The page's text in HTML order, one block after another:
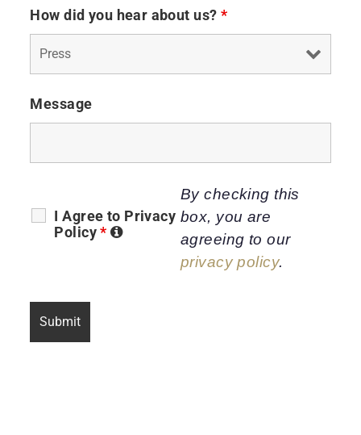
How did you hear about us? *
Message
I Agree to Privacy
Policy*
By checking this
box, you are
agreeing to our
privacy policy.